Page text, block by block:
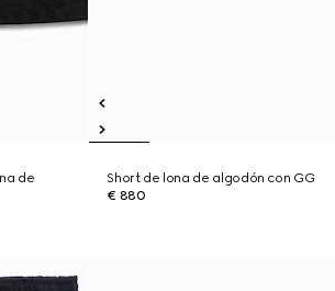
de
Short de lona de algodón con GG
€ 880